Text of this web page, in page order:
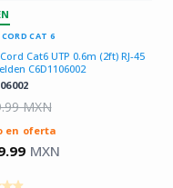
CAT 6
Cat6 UTP 0.6m (2ft) RJ-45
C6D1106002
MXN
en oferta
MXN